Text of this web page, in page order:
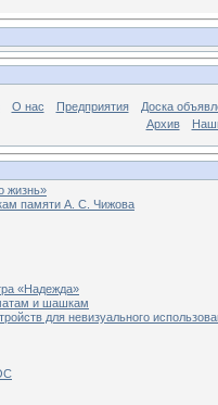
О нас Предприятия
Доска
Архив
жизнь»
памяти А. С. Чижова
«Надежда»
и шашкам
для невизуального